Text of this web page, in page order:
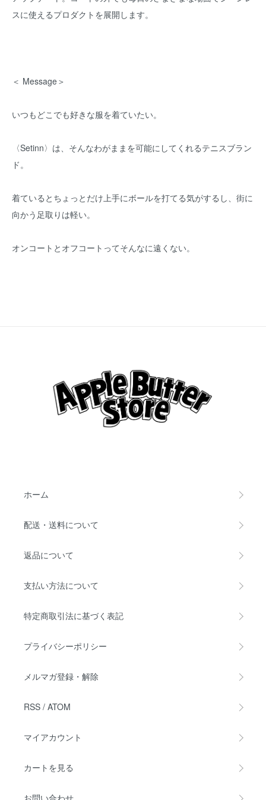
スに使えるプロダクトを展開します。
＜ Message＞
いつもどこでも好きな服を着ていたい。
〈Setinn〉は、そんなわがままを可能にしてくれるテニスブラン
ド。
着ているとちょっとだけ上手にボールを打てる気がするし、街に
向かう足取りは軽い。
オンコートとオフコートってそんなに遠くない。
ホーム
配送・送料について
返品について
支払い方法について
特定商取引法に基づく表記
プライバシーポリシー
メルマガ登録・解除
RSS / ATOM
マイアカウント
カートを見る
お問い合わせ